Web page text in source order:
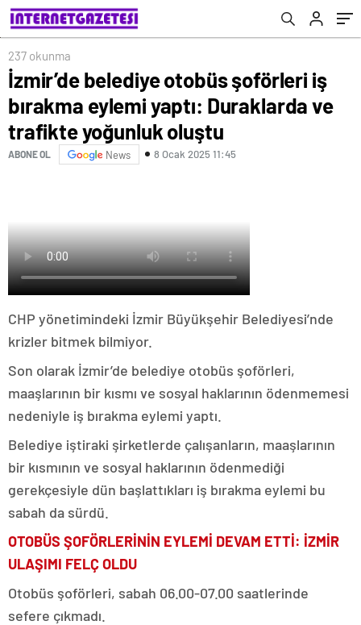
yoğunluk oluştu
237 okunma
İzmir’de belediye otobüs şoförleri iş
bırakma eylemi yaptı: Duraklarda ve
trafikte yoğunluk oluştu
ABONE OL News 8 Ocak 2025 11:45
CHP yönetimindeki İzmir Büyükşehir Belediyesi’nde
krizler bitmek bilmiyor.
Son olarak İzmir’de belediye otobüs şoförleri,
maaşlarının bir kısmı ve sosyal haklarının ödenmemesi
nedeniyle iş bırakma eylemi yaptı.
Belediye iştiraki şirketlerde çalışanların, maaşlarının
bir kısmının ve sosyal haklarının ödenmediği
gerekçesiyle dün başlattıkları iş bırakma eylemi bu
sabah da sürdü.
OTOBÜS ŞOFÖRLERİNİN EYLEMİ DEVAM ETTİ: İZMİR
ULAŞIMI FELÇ OLDU
Otobüs şoförleri, sabah 06.00-07.00 saatlerinde
sefere çıkmadı.